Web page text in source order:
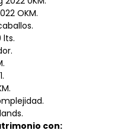
OKM.
lts.
con: